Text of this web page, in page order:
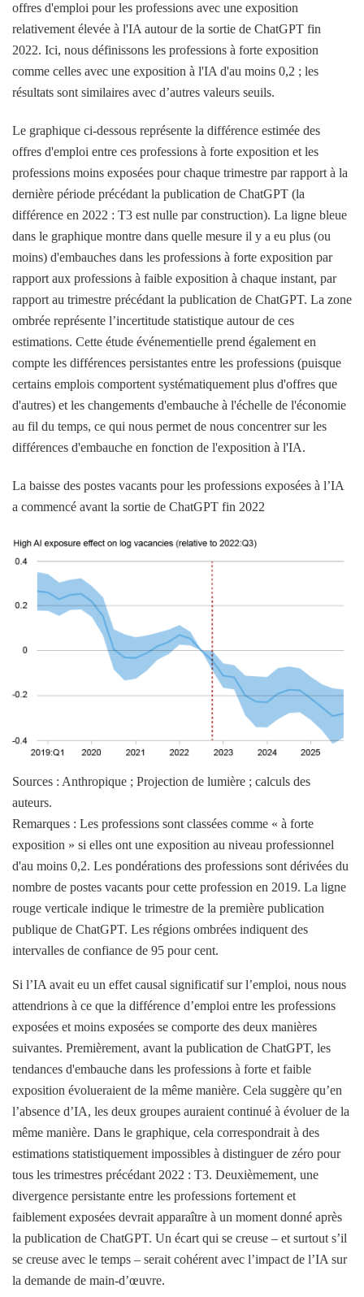
offres d'emploi pour les professions avec une exposition
relativement élevée à l'IA autour de la sortie de ChatGPT fin
2022. Ici, nous définissons les professions à forte exposition
comme celles avec une exposition à l'IA d'au moins 0,2 ; les
résultats sont similaires avec d’autres valeurs seuils.
Le graphique ci-dessous représente la différence estimée des
offres d'emploi entre ces professions à forte exposition et les
professions moins exposées pour chaque trimestre par rapport à la
dernière période précédant la publication de ChatGPT (la
différence en 2022 : T3 est nulle par construction). La ligne bleue
dans le graphique montre dans quelle mesure il y a eu plus (ou
moins) d'embauches dans les professions à forte exposition par
rapport aux professions à faible exposition à chaque instant, par
rapport au trimestre précédant la publication de ChatGPT. La zone
ombrée représente l’incertitude statistique autour de ces
estimations. Cette étude événementielle prend également en
compte les différences persistantes entre les professions (puisque
certains emplois comportent systématiquement plus d'offres que
d'autres) et les changements d'embauche à l'échelle de l'économie
au fil du temps, ce qui nous permet de nous concentrer sur les
différences d'embauche en fonction de l'exposition à l'IA.
La baisse des postes vacants pour les professions exposées à l’IA
a commencé avant la sortie de ChatGPT fin 2022
Sources : Anthropique ; Projection de lumière ; calculs des
auteurs.
Remarques : Les professions sont classées comme « à forte
exposition » si elles ont une exposition au niveau professionnel
d'au moins 0,2. Les pondérations des professions sont dérivées du
nombre de postes vacants pour cette profession en 2019. La ligne
rouge verticale indique le trimestre de la première publication
publique de ChatGPT. Les régions ombrées indiquent des
intervalles de confiance de 95 pour cent.
Si l’IA avait eu un effet causal significatif sur l’emploi, nous nous
attendrions à ce que la différence d’emploi entre les professions
exposées et moins exposées se comporte des deux manières
suivantes. Premièrement, avant la publication de ChatGPT, les
tendances d'embauche dans les professions à forte et faible
exposition évolueraient de la même manière. Cela suggère qu’en
l’absence d’IA, les deux groupes auraient continué à évoluer de la
même manière. Dans le graphique, cela correspondrait à des
estimations statistiquement impossibles à distinguer de zéro pour
tous les trimestres précédant 2022 : T3. Deuxièmement, une
divergence persistante entre les professions fortement et
faiblement exposées devrait apparaître à un moment donné après
la publication de ChatGPT. Un écart qui se creuse – et surtout s’il
se creuse avec le temps – serait cohérent avec l’impact de l’IA sur
la demande de main-d’œuvre.